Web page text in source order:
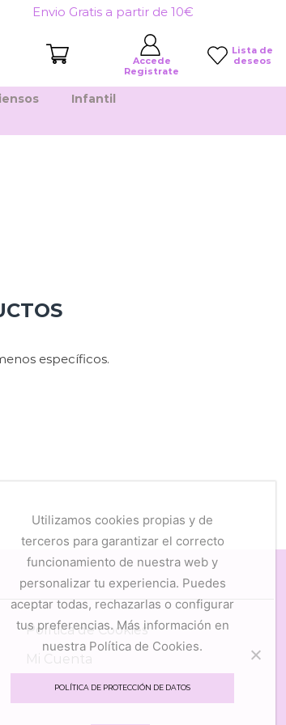
Envio Gratis a partir de 10€
Accede
Registrate
Lista de
deseos
Infantil
específicos.
Política de Cookies
Mi Cuenta
Mis Favoritos
Utilizamos cookies propias y de
terceros para garantizar el correcto
funcionamiento de nuestra web y
personalizar tu experiencia. Puedes
aceptar todas, rechazarlas o configurar
tus preferencias. Más información en
nuestra Política de Cookies.
POLÍTICA DE PROTECCIÓN DE DATOS